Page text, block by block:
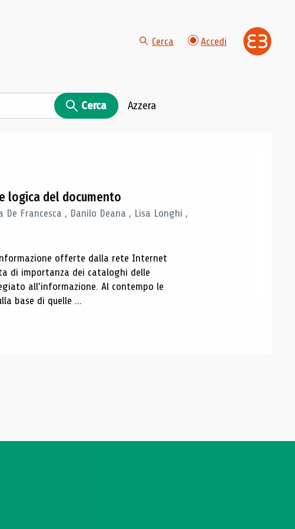
Cerca Accedi
Cerca Azzera
logica del documento
De Francesca , Danilo Deana , Lisa Longhi ,
offerte dalla rete Internet
di importanza dei cataloghi delle
all’informazione. Al contempo le
base di quelle ...